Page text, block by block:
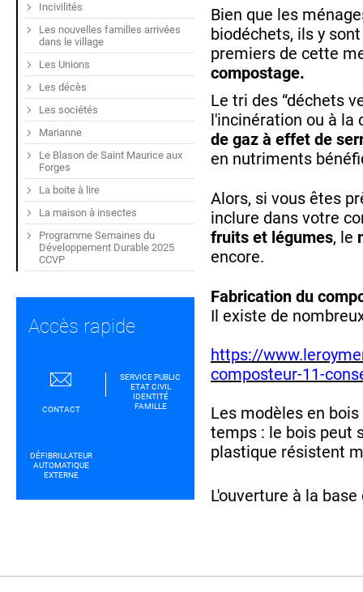
Bien que les
biodéchets, ils y
premiers de cette
compostage.
Le tri des “déchets
l'incinération ou à la
de gaz à effet de
en nutriments
Alors, si vous êtes
inclure dans votre
fruits et légumes, le
encore.
Fabrication du
Il existe de
https://
composteur-11-
Les modèles en
temps : le bois peut
plastique résistent
L'ouverture à la
Incivilités
Les nouvelles familles arrivées
dans le village
Les Unions
Les décès
Les sociétés
Marianne
Le Blason de Saint Maurice aux
Forges
La boite à lire
La maison à insectes
Programme Semaines du
Développement Durable 2025
CCVP
Accès rapide
CONTACT
SERVICE PUBLIC
ETAT CIVIL
IDENTITÉ
FAMILLE
DÉFIBRILLATEUR
AUTOMATIQUE
EXTERNE